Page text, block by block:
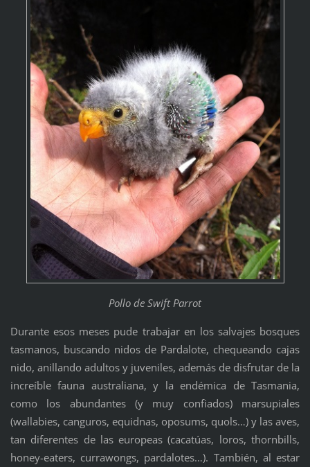
Pollo de Swift Parrot
Durante esos meses pude trabajar en los salvajes bosques
tasmanos, buscando nidos de Pardalote, chequeando cajas
nido, anillando adultos y juveniles, además de disfrutar de la
increíble fauna australiana, y la endémica de Tasmania,
como los abundantes (y muy confiados) marsupiales
(wallabies, canguros, equidnas, oposums, quols…) y las aves,
tan diferentes de las europeas (cacatúas, loros, thornbills,
honey-eaters, currawongs, pardalotes…). También, al estar